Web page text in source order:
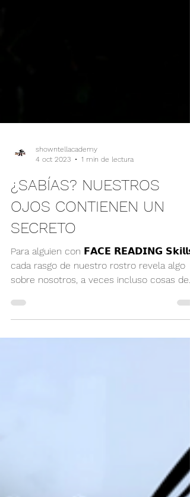
4 oct 2023
1 min de lectura
¿SABÍAS? NUESTROS
OJOS CONTIENEN UN
SECRETO
Para alguien con 𝗙𝗔𝗖𝗘 𝗥𝗘𝗔𝗗𝗜𝗡𝗚 𝗦𝗸𝗶𝗹𝗹𝘀,
cada rasgo de nuestro rostro revela algo
sobre nosotros, a veces incluso cosas de...